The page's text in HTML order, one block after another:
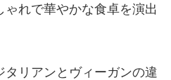
れで華やかな食卓を演出
リアンとヴィーガンの違